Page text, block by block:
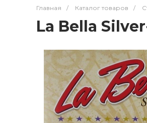
Главная / Каталог товаров /
La Bella